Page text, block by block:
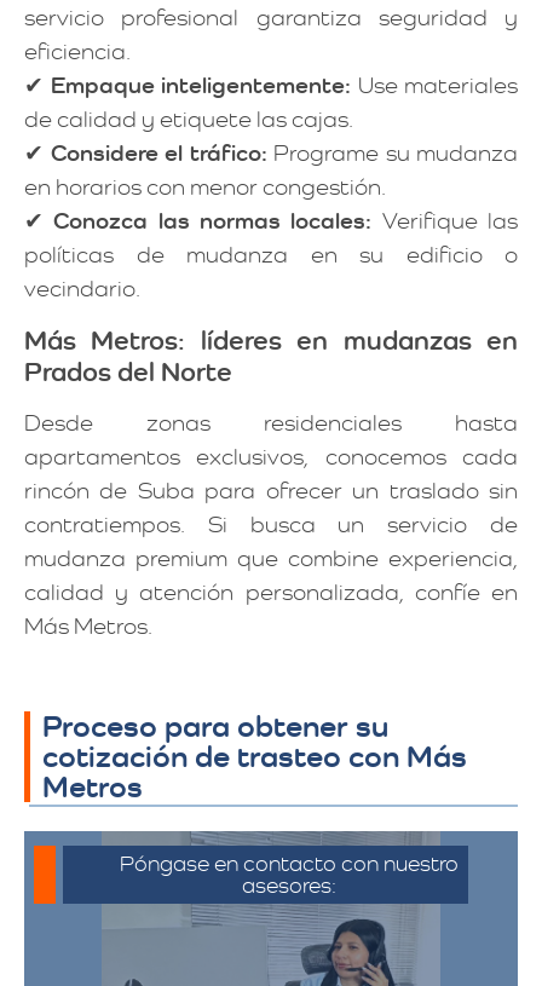
servicio profesional garantiza seguridad y
eficiencia.
✔ Empaque inteligentemente: Use materiales
de calidad y etiquete las cajas.
✔ Considere el tráfico: Programe su mudanza
en horarios con menor congestión.
✔Conozca las normas locales: Verifique las
políticas de mudanza en su edificio o
vecindario.
Más Metros: líderes en mudanzas en
Prados del Norte
Desde zonas residenciales hasta
apartamentos exclusivos, conocemos cada
rincón de Suba para ofrecer un traslado sin
contratiempos. Si busca un servicio de
mudanza premium que combine experiencia,
calidad y atención personalizada, confíe en
Más Metros.
Proceso para obtener su
cotización de trasteo con Más
Metros
Póngase en contacto con nuestro
asesores:
Para iniciar el proceso de solicitud de